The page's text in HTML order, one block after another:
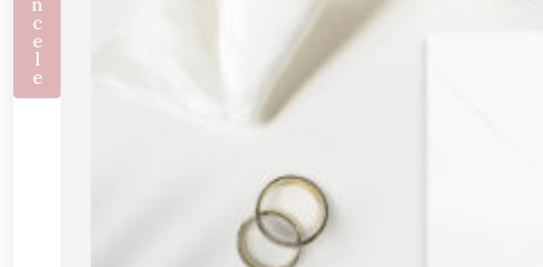
c
e
l
e